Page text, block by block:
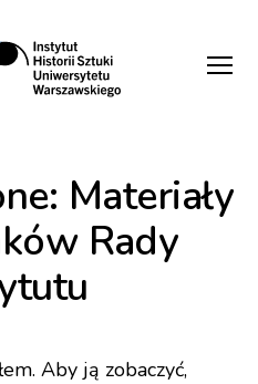
Materiały
Rady
Aby ją zobaczyć,